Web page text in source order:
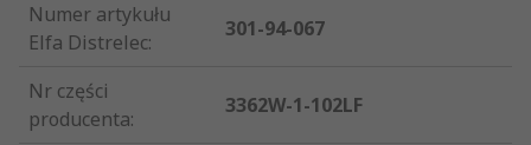
Numer artykułu
Elfa Distrelec:
301-94-067
Nr części
producenta:
3362W-1-102LF